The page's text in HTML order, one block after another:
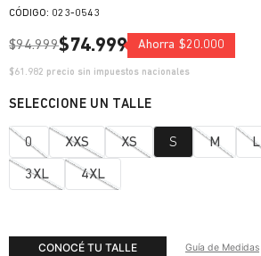
: 023-0543
$94.999$74.999 Ahorra $20.000
$61.982 precio sin impuestos nacionales
0 XXS XS S M L
3XL 4XL
CONOCÉ TU TALLE Guía de Medidas